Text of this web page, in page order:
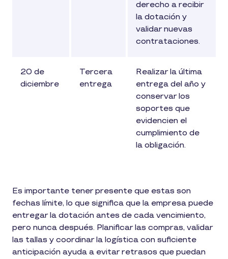
derecho a recibir
la dotación y
validar nuevas
contrataciones.
20 de
diciembre
Tercera
entrega
Realizar la última
entrega del año y
conservar los
soportes que
evidencien el
cumplimiento de
la obligación.
Es importante tener presente que estas son
fechas límite, lo que significa que la empresa puede
entregar la dotación antes de cada vencimiento,
pero nunca después. Planificar las compras, validar
las tallas y coordinar la logística con suficiente
anticipación ayuda a evitar retrasos que puedan